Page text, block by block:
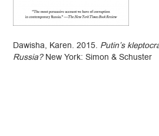
Dawisha, Karen. 2015. Putin’s
Russia?New York: Simon & Schuster